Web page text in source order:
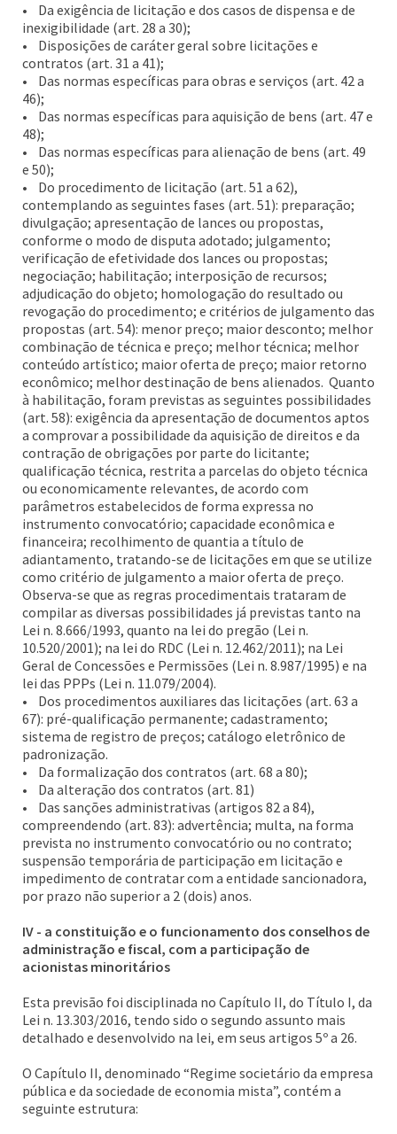
• Da exigência de licitação e dos casos de dispensa e de
inexigibilidade (art. 28 a 30);
• Disposições de caráter geral sobre licitações e
contratos (art. 31 a 41);
• Das normas específicas para obras e serviços (art. 42 a
46);
• Das normas específicas para aquisição de bens (art. 47 e
48);
• Das normas específicas para alienação de bens (art. 49
e 50);
• Do procedimento de licitação (art. 51 a 62),
contemplando as seguintes fases (art. 51): preparação;
divulgação; apresentação de lances ou propostas,
conforme o modo de disputa adotado; julgamento;
verificação de efetividade dos lances ou propostas;
negociação; habilitação; interposição de recursos;
adjudicação do objeto; homologação do resultado ou
revogação do procedimento; e critérios de julgamento das
propostas (art. 54): menor preço; maior desconto; melhor
combinação de técnica e preço; melhor técnica; melhor
conteúdo artístico; maior oferta de preço; maior retorno
econômico; melhor destinação de bens alienados. Quanto
à habilitação, foram previstas as seguintes possibilidades
(art. 58): exigência da apresentação de documentos aptos
a comprovar a possibilidade da aquisição de direitos e da
contração de obrigações por parte do licitante;
qualificação técnica, restrita a parcelas do objeto técnica
ou economicamente relevantes, de acordo com
parâmetros estabelecidos de forma expressa no
instrumento convocatório; capacidade econômica e
financeira; recolhimento de quantia a título de
adiantamento, tratando-se de licitações em que se utilize
como critério de julgamento a maior oferta de preço.
Observa-se que as regras procedimentais trataram de
compilar as diversas possibilidades já previstas tanto na
Lei n. 8.666/1993, quanto na lei do pregão (Lei n.
10.520/2001); na lei do RDC (Lei n. 12.462/2011); na Lei
Geral de Concessões e Permissões (Lei n. 8.987/1995) e na
lei das PPPs (Lei n. 11.079/2004).
• Dos procedimentos auxiliares das licitações (art. 63 a
67): pré-qualificação permanente; cadastramento;
sistema de registro de preços; catálogo eletrônico de
padronização.
• Da formalização dos contratos (art. 68 a 80);
• Da alteração dos contratos (art. 81)
• Das sanções administrativas (artigos 82 a 84),
compreendendo (art. 83): advertência; multa, na forma
prevista no instrumento convocatório ou no contrato;
suspensão temporária de participação em licitação e
impedimento de contratar com a entidade sancionadora,
por prazo não superior a 2 (dois) anos.
IV - a constituição e o funcionamento dos conselhos de
administração e fiscal, com a participação de
acionistas minoritários
Esta previsão foi disciplinada no Capítulo II, do Título I, da
Lei n. 13.303/2016, tendo sido o segundo assunto mais
detalhado e desenvolvido na lei, em seus artigos 5º a 26.
O Capítulo II, denominado “Regime societário da empresa
pública e da sociedade de economia mista”, contém a
seguinte estrutura: